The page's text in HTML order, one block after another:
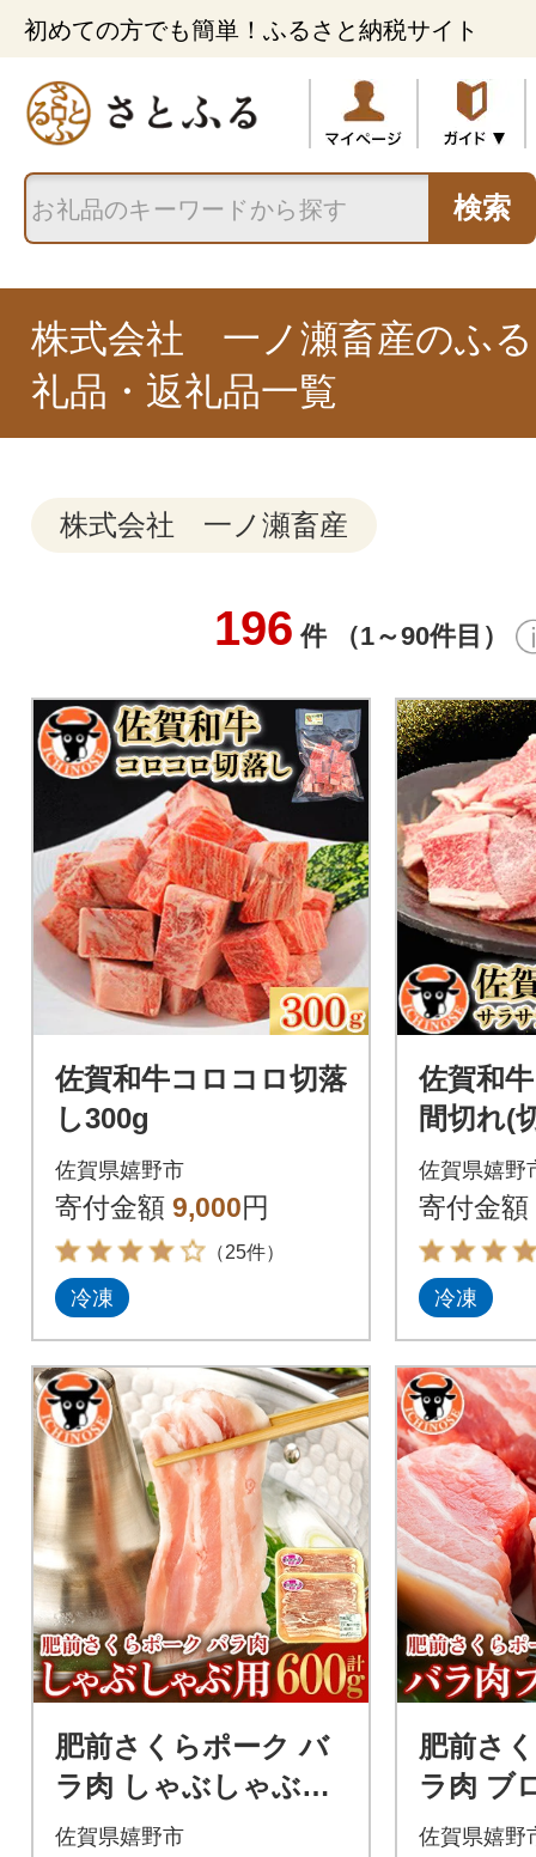
初めての方でも簡単！ふるさと納税サイト
検索
株式会社 一ノ瀬畜産のふ
礼品・返礼品一覧
株式会社 一ノ瀬畜産
196 件 （1～90件目）
佐賀和牛コロコロ切落
し300g
佐賀県嬉野市
寄付金額 9,000円
（25件）
冷凍
佐賀和
間切れ(
佐賀県嬉野
寄付金額
冷凍
肥前さくらポーク バ
ラ肉 しゃぶしゃぶ用
計600g
佐賀県嬉野市
肥前さ
ラ肉 ブ
佐賀県嬉野